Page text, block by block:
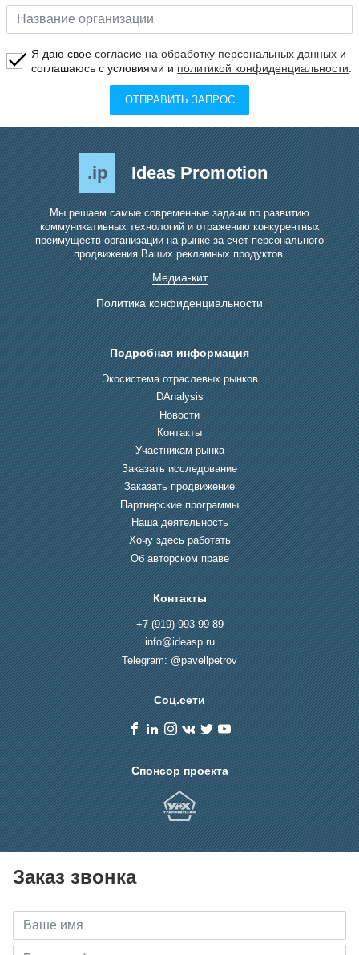
Я даю своесогласие на обработку персональных данных и
соглашаюсь с условиями и политикой конфиденциальности
ОТПРАВИТЬ ЗАПРОС
.ip Ideas Promotion
Мы решаем самые современные задачи по развитию
коммуникативных технологий и отражению конкурентных
преимуществ организации на рынке за счет персонального
продвижения Ваших рекламных продуктов.
Медиа-кит
Политика конфиденциальности
Подробная информация
Экосистема отраслевых рынков
DAnalysis
Новости
Контакты
Участникам рынка
Заказать исследование
Заказать продвижение
Партнерские программы
Наша деятельность
Хочу здесь работать
Об авторском праве
Контакты
+7 (919) 993-99-89
info@ideasp.ru
Telegram: @pavellpetrov
Соц.сети
Спонсор проекта
Заказ звонка